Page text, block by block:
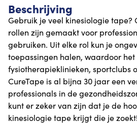
Beschrijving
Gebruik je veel kinesiologie tape?
rollen zijn gemaakt voor
gebruiken. Uit elke rol kun je
toepassingen halen, waardoor
fysiotherapieklinieken, sportclubs
CureTape is al bijna 30 jaar een
professionals in de
kunt er zeker van zijn dat je de
kinesiologie tape krijgt die je